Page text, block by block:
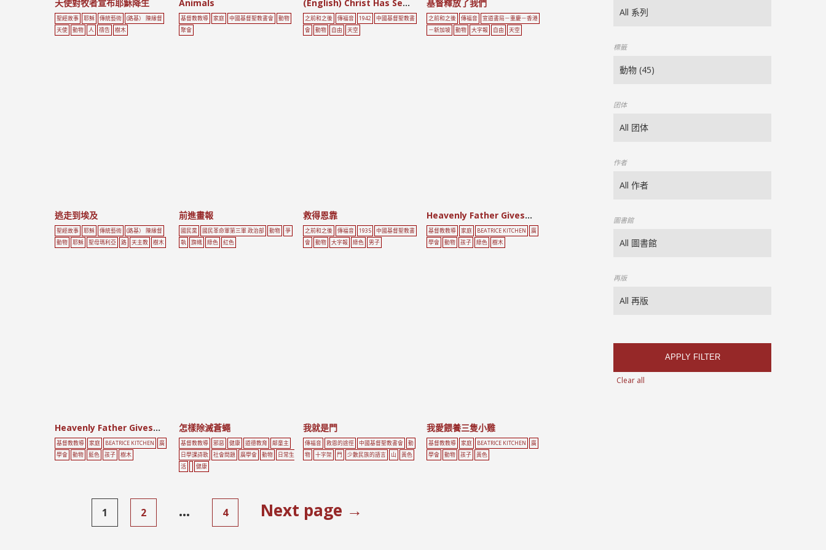
天使對牧者宣布耶穌降生
聖經故事 耶穌 傳統藝術
(路基） 陳緣督
天使
動物 人 禱告 樹木
Animals
基督教教導 家庭 中國基督聖教書會
動物
聚會
(English) Christ Has Set Us Free
之前和之後 傳福音 1942
中國基督聖教書
會
動物 自由 天空
基督釋放了我們
之前和之後 傳福音
宣道書局－重慶－香港
－新加坡
動物 大字報 自由 天空
逃走到埃及
聖經故事 耶穌 傳統藝術
(路基） 陳緣督
動物
耶穌 聖母瑪利亞 路 天主教 樹木
前進畫報
國民黨 國民革命軍第三軍 政治部 動物
爭
執
旗幟 綠色 紅色
救得恩靠
之前和之後 傳福音 1935
中國基督聖教書
會
動物 大字報 綠色 男子
Heavenly Father Gives the Best to My Family
基督教教導 家庭 BEATRICE KITCHEN
廣
學會
動物 孩子 綠色 樹木
Heavenly Father Gives the Best to My Family
基督教教導 家庭 BEATRICE KITCHEN
廣
學會
動物 藍色 孩子 樹木
怎樣除滅蒼蠅
基督教教導 邪惡 健康 道德教育
鄰童主
日學課詩歌
社會問題 廣學會 動物
日常生
活
健康
我就是門
傳福音 救恩的途徑 中國基督聖教書會
動
物
十字架 門 少數民族的語言 山 黃色
我愛餵養三隻小雞
基督教教導 家庭 BEATRICE KITCHEN
廣
學會
動物 孩子 黃色
1 2 ... 4 Next page →
標籤
团体
作者
圖書館
再版
APPLY FILTER
Clear all